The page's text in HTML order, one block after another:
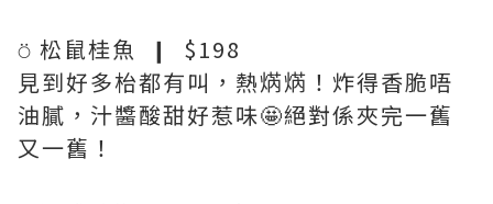
⍥ 松鼠桂魚 ❙ $198
見到好多枱都有叫，熱焫焫！炸得香脆唔
油膩，汁醬酸甜好惹味🤩絕對係夾完一舊
又一舊！